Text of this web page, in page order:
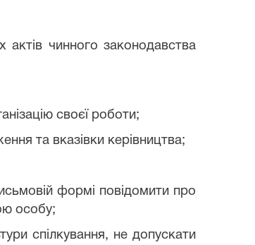
актів чинного законодавства
своєї роботи;
та вказівки керівництва;
формі повідомити про
особу;
спілкування, не допускати